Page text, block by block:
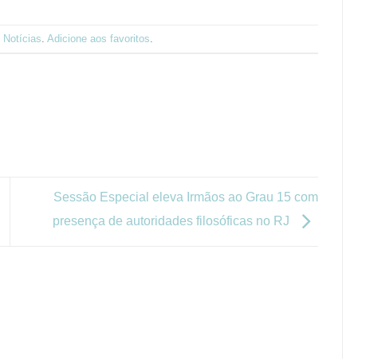
Notícias Adicione aos favoritos
Sessão Especial eleva Irmãos ao Grau 15 com
presença de autoridades filosóficas no RJ